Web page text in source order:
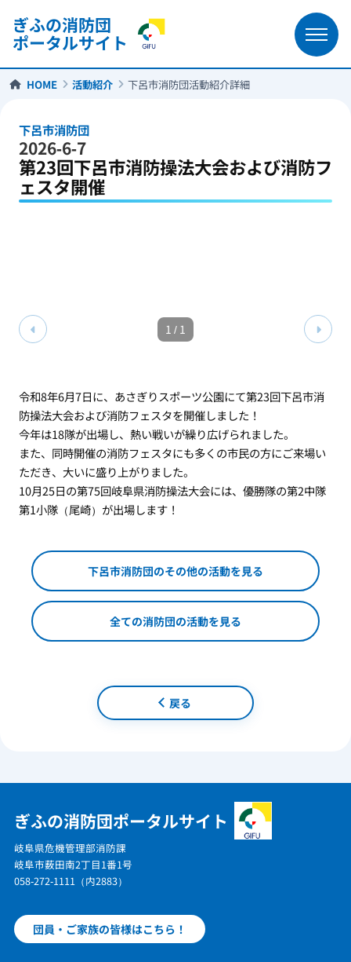
ぎふの消防団
ポータルサイト
HOME 活動紹介 下呂市消防団活動紹介詳細
下呂市消防団
2026-6-7
第23回下呂市消防操法大会および消防フ
ェスタ開催
1 / 1
令和8年6月7日に、あさぎりスポーツ公園にて第23回下呂市消
防操法大会および消防フェスタを開催しました！
今年は18隊が出場し、熱い戦いが繰り広げられました。
また、同時開催の消防フェスタにも多くの市民の方にご来場い
ただき、大いに盛り上がりました。
10月25日の第75回岐阜県消防操法大会には、優勝隊の第2中隊
第1小隊（尾崎）が出場します！
下呂市消防団のその他の活動を見る
全ての消防団の活動を見る
戻る
ぎふの消防団ポータルサイト
岐阜県危機管理部消防課
岐阜市薮田南2丁目1番1号
058-272-1111（内2883）
団員・ご家族の皆様はこちら！